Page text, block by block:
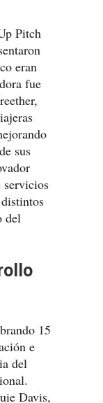
Pitch
eran
fue
sus
servicios
del
15
e
del
Davis,